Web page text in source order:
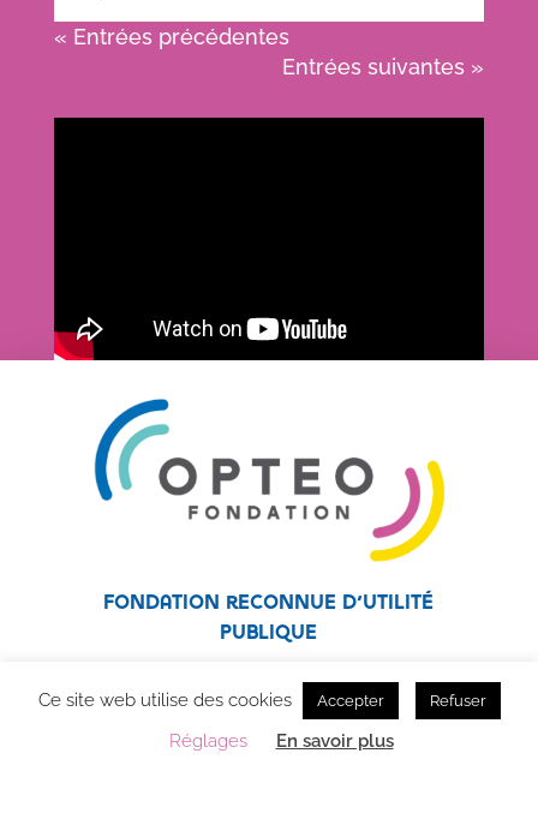
« Entrées précédentes
Entrées suivantes »
Fondation reconnue d’utilité
publique
Ce site web utilise des cookies Accepter Refuser
Réglages En savoir plus